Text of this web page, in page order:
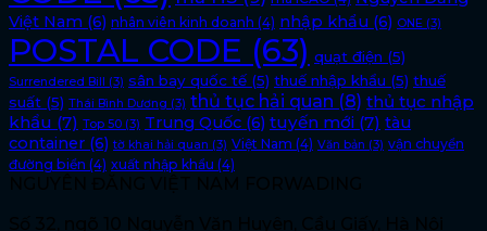
Việt Nam (6) nhân viên kinh doanh (4) nhập khẩu (6) ONE (3)
POSTAL CODE (63) quạt điện (5)
Surrendered Bill (3) sân bay quốc tế (5) thuế nhập khẩu (5) thuế
suất (5) Thái Bình Dương (3) thủ tục hải quan (8) thủ tục nhập
khẩu (7) Top 50 (3) Trung Quốc (6) tuyến mới (7) tàu
container (6) tờ khai hải quan (3) Việt Nam (4) Văn bản (3) vận chuyển
đường biển (4) xuất nhập khẩu (4)